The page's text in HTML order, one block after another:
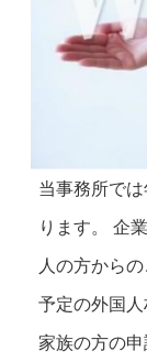
当事務所で
ります。 企
人の方から
予定の外国
家族の方の申